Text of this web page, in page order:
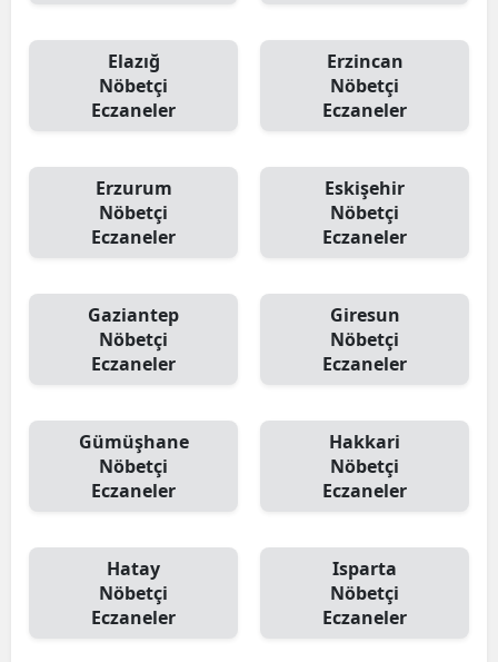
Elazığ
Nöbetçi
Eczaneler
Erzincan
Nöbetçi
Eczaneler
Erzurum
Nöbetçi
Eczaneler
Eskişehir
Nöbetçi
Eczaneler
Gaziantep
Nöbetçi
Eczaneler
Giresun
Nöbetçi
Eczaneler
Gümüşhane
Nöbetçi
Eczaneler
Hakkari
Nöbetçi
Eczaneler
Hatay
Nöbetçi
Eczaneler
Isparta
Nöbetçi
Eczaneler